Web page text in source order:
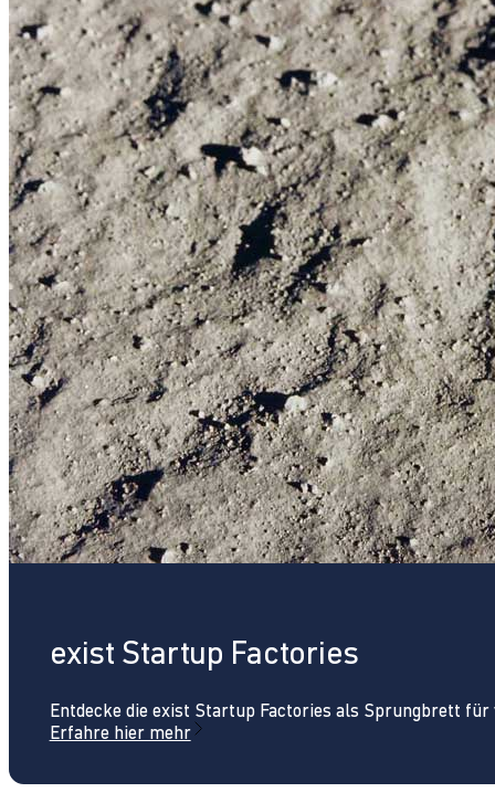
exist Startup Factories
Entdecke die exist Startup Factories als Sprungbrett
Erfahre hier mehr